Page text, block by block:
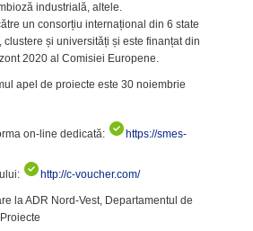
industrială, altele.
un consorțiu internațional din 6 state
și universități și este finanțat din
2020 al Comisiei Europene.
apel de proiecte este 30 noiembrie
on-line dedicată:
https://smes-
http://c-voucher.com/
la ADR Nord-Vest, Departamentul de